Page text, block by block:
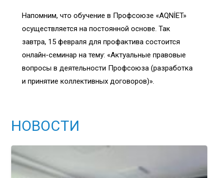
Напомним, что обучение в Профсоюзе «AQNİET»
осуществляется на постоянной основе. Так
завтра, 15 февраля для профактива состоится
онлайн-семинар на тему: «Актуальные правовые
вопросы в деятельности Профсоюза (разработка
и принятие коллективных договоров)».
НОВОСТИ